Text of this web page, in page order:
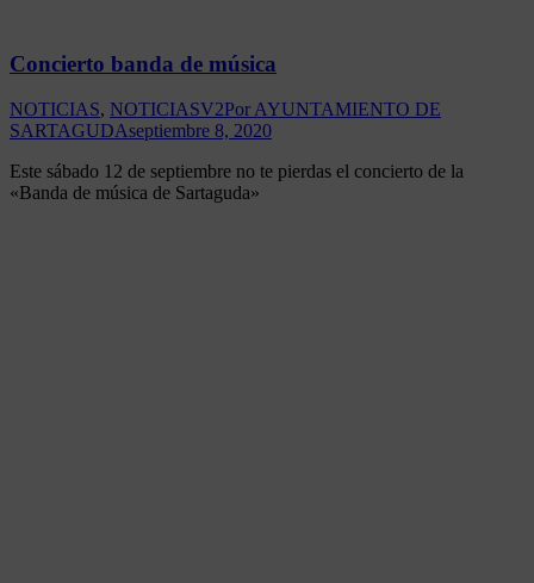
Concierto banda de música
NOTICIAS, NOTICIASV2Por AYUNTAMIENTO DE
SARTAGUDAseptiembre 8, 2020
Este sábado 12 de septiembre no te pierdas el concierto de la
«Banda de música de Sartaguda»